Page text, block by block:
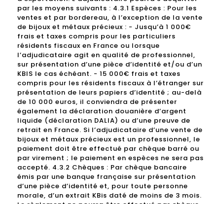
par les moyens suivants : 4.3.1 Espèces : Pour les
ventes et par bordereau, à l’exception de la vente
de bijoux et métaux précieux : - Jusqu’à 1 000€
frais et taxes compris pour les particuliers
résidents fiscaux en France ou lorsque
l’adjudicataire agit en qualité de professionnel,
sur présentation d’une pièce d’identité et/ou d’un
KBIS le cas échéant. - 15 000€ frais et taxes
compris pour les résidents fiscaux à l’étranger sur
présentation de leurs papiers d’identité ; au-delà
de 10 000 euros, il conviendra de présenter
également la déclaration douanière d’argent
liquide (déclaration DALIA) ou d’une preuve de
retrait en France. Si l’adjudicataire d’une vente de
bijoux et métaux précieux est un professionnel, le
paiement doit être effectué par chèque barré ou
par virement ; le paiement en espèces ne sera pas
accepté. 4.3.2 Chèques : Par chèque bancaire
émis par une banque française sur présentation
d’une pièce d’identité et, pour toute personne
morale, d’un extrait KBis daté de moins de 3 mois.